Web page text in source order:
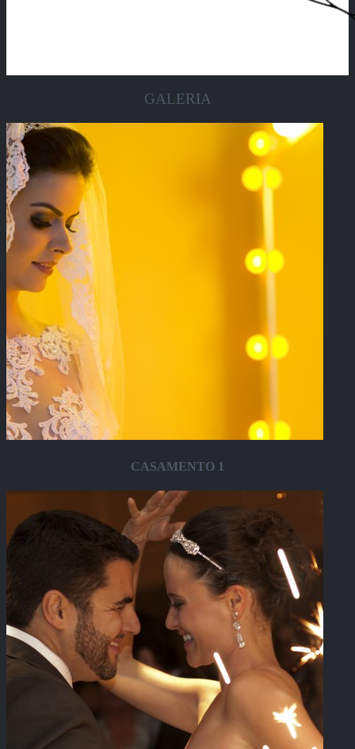
GALERIA
CASAMENTO 1